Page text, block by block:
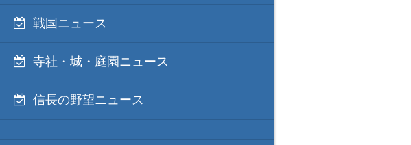
戦国ニュース
寺社・城・庭園ニュース
信長の野望ニュース